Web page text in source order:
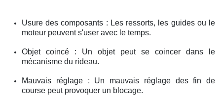
Usure des composants : Les ressorts, les guides ou le
moteur peuvent s'user avec le temps.
Objet coincé : Un objet peut se coincer dans le
mécanisme du rideau.
Mauvais réglage : Un mauvais réglage des fin de
course peut provoquer un blocage.